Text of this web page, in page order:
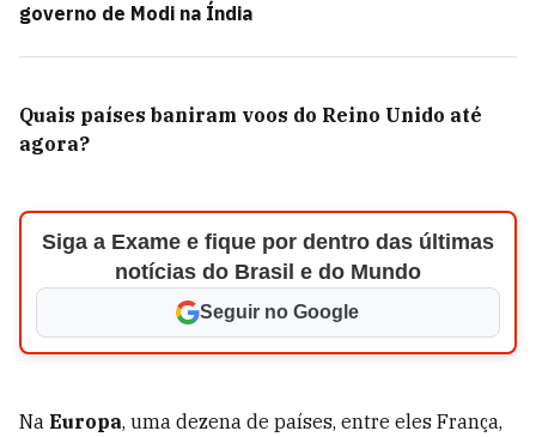
governo de Modi na Índia
Quais países baniram voos do Reino Unido até
agora?
Siga a Exame e fique por dentro das últimas
notícias do Brasil e do Mundo
Seguir no Google
Na Europa, uma dezena de países, entre eles França,